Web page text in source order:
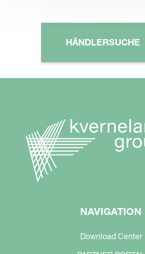
HÄNDLERSUCHE
NAVIGATION
Download Center